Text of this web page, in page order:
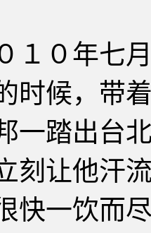
０年七月
时候，带
一踏出台
刻让他汗
快一饮而